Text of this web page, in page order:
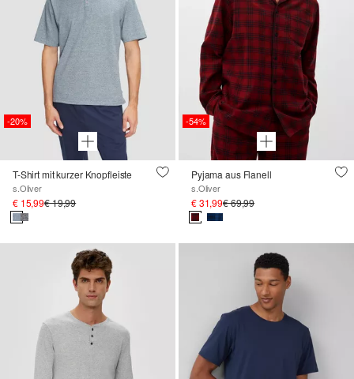
-20%
T-Shirt mit kurzer Knopfleiste
s.Oliver
€ 15,99€ 19,99
-54%
Pyjama aus Flanell
s.Oliver
€ 31,99€ 69,99